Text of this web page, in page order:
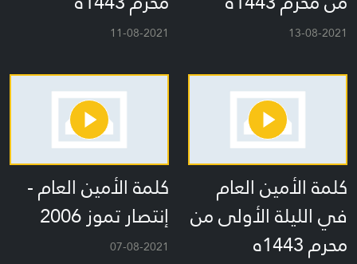
13-08-2021
11-08-2021
كلمة الأمين العام
في الليلة الأولى من
محرم 1443ه
كلمة الأمين العام -
إنتصار تموز 2006
07-08-2021